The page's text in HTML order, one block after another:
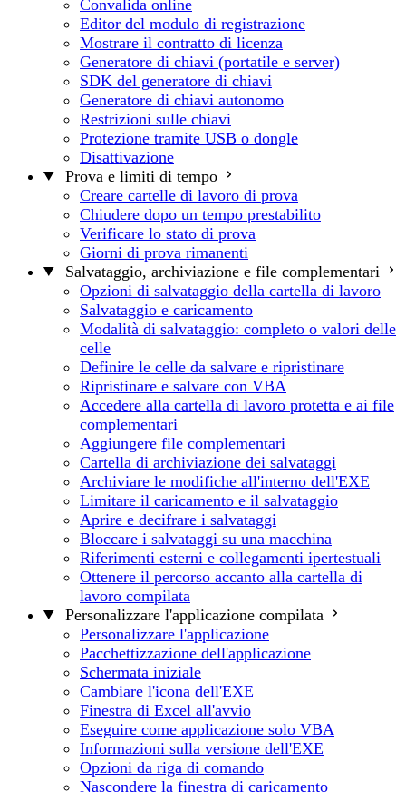
Convalida online
Editor del modulo di registrazione
Mostrare il contratto di licenza
Generatore di chiavi (portatile e server)
SDK del generatore di chiavi
Generatore di chiavi autonomo
Restrizioni sulle chiavi
Protezione tramite USB o dongle
Disattivazione
Prova e limiti di tempo
Creare cartelle di lavoro di prova
Chiudere dopo un tempo prestabilito
Verificare lo stato di prova
Giorni di prova rimanenti
Salvataggio, archiviazione e file complementari
Opzioni di salvataggio della cartella di lavoro
Salvataggio e caricamento
Modalità di salvataggio: completo o valori delle
celle
Definire le celle da salvare e ripristinare
Ripristinare e salvare con VBA
Accedere alla cartella di lavoro protetta e ai file
complementari
Aggiungere file complementari
Cartella di archiviazione dei salvataggi
Archiviare le modifiche all'interno dell'EXE
Limitare il caricamento e il salvataggio
Aprire e decifrare i salvataggi
Bloccare i salvataggi su una macchina
Riferimenti esterni e collegamenti ipertestuali
Ottenere il percorso accanto alla cartella di
lavoro compilata
Personalizzare l'applicazione compilata
Personalizzare l'applicazione
Pacchettizzazione dell'applicazione
Schermata iniziale
Cambiare l'icona dell'EXE
Finestra di Excel all'avvio
Eseguire come applicazione solo VBA
Informazioni sulla versione dell'EXE
Opzioni da riga di comando
Nascondere la finestra di caricamento